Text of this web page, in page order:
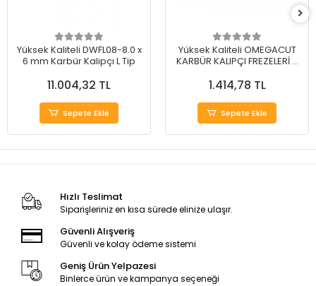
Yüksek Kaliteli DWFL08-8.0 x
6 mm Karbür Kalıpçı L Tip
11.004,32 TL
Sepete Ekle
Yüksek Kaliteli OMEGACUT
KARBÜR KALIPÇI FREZELERİ H
1.414,78 TL
Sepete Ekle
Hızlı Teslimat
Siparişleriniz en kısa sürede elinize ulaşır.
Güvenli Alışveriş
Güvenli ve kolay ödeme sistemi
Geniş Ürün Yelpazesi
Binlerce ürün ve kampanya seçeneği